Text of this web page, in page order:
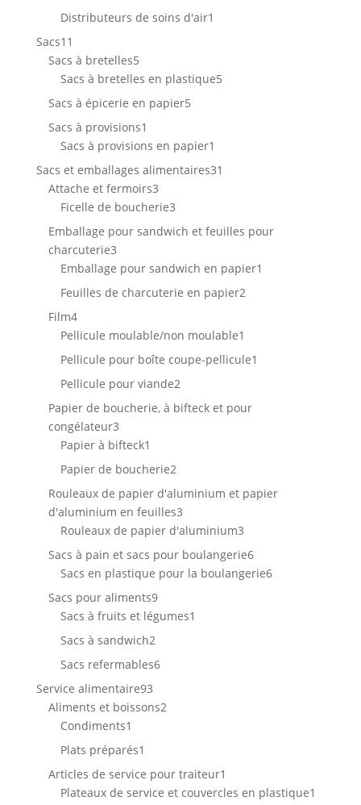
Distributeurs de soins d'air1
Sacs11
produits
Sacs à bretelles55
produits
Sacs à bretelles en plastique55
Sacs à épicerie en papier55
Sacs à provisions1
produit
Sacs à provisions en papier1
produit
Sacs et emballages alimentaires31
Attache et fermoirs33
produits
Ficelle de boucherie33
produits
Emballage pour sandwich et feuilles pour
charcuterie33
produits
Emballage pour sandwich en papier1
Feuilles de charcuterie en papier22
Film44
produits
Pellicule moulable/non moulable1
produit
Pellicule pour boîte coupe-pellicule1
Pellicule pour viande22
produits
Papier de boucherie, à bifteck et pour
congélateur33
produits
Papier à bifteck1
produit
Papier de boucherie22
produits
Rouleaux de papier d'aluminium et papier
d'aluminium en feuilles33
produits
Rouleaux de papier d'aluminium33
produits
Sacs à pain et sacs pour boulangerie66
produits
Sacs en plastique pour la boulangerie66
Sacs pour aliments99
produits
Sacs à fruits et légumes1
Sacs à sandwich22
produits
Sacs refermables66
Service alimentaire9393
produits
Aliments et boissons22
Condiments1
produit
Plats préparés1
produit
Articles de service pour traiteur1
produit
Plateaux de service et couvercles en plastique1